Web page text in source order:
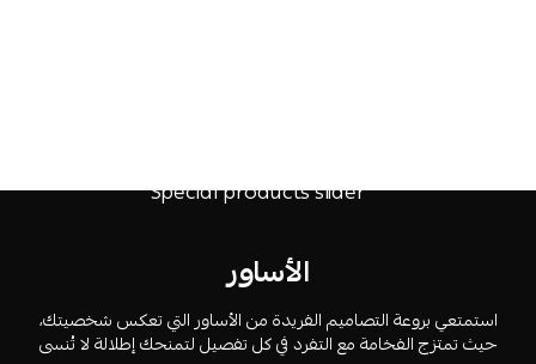
الأساور
استمتعي بروعة التصاميم الفريدة من الأساور التي تعكس شخصيتك،
حيث تمتزج الفخامة مع التفرد في كل تفصيل لتمنحك إطلالة لا تُنسى